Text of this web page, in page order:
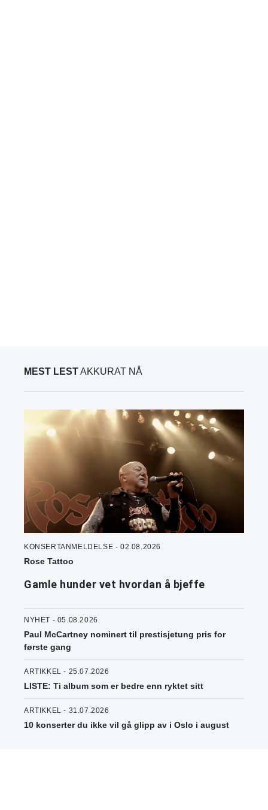
MEST LESTAKKURAT NÅ
KONSERTANMELDELSE - 02.08.2026
Rose Tattoo
Gamle hunder vet hvordan å bjeffe
NYHET - 05.08.2026
Paul McCartney nominert til prestisjetung pris for
første gang
ARTIKKEL - 25.07.2026
LISTE: Ti album som er bedre enn ryktet sitt
ARTIKKEL - 31.07.2026
10 konserter du ikke vil gå glipp av i Oslo i august